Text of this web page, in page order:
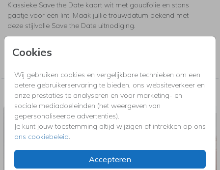
Cookies
Wij gebruiken cookies en vergelijkbare technieken om een
betere gebruikerservaring te bieden, ons websiteverkeer en
onze prestaties te analyseren en voor marketing- en
sociale mediadoeleinden (het weergeven van
gepersonaliseerde advertenties).
Je kunt jouw toestemming altijd wijzigen of intrekken op ons
ons cookiebeleid.
Accepteren
Klassieke Save the Date kaart wit met goudfolie en stans
gaatje voor een lint. Maak jullie trouwdatum bekend met
deze stijlvolle Save the Date uitnodiging.
Collectie
Nog meer in deze stijl voor jou